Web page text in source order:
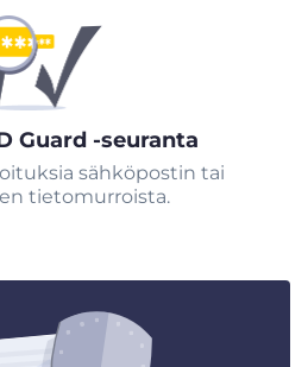
Guard -seuranta
sähköpostin tai
tietomurroista.